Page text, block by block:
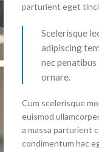
parturient eget
Scelerisque
adipiscing
nec
ornare.
Cum scelerisque
euismod
a massa parturient
condimentum hac